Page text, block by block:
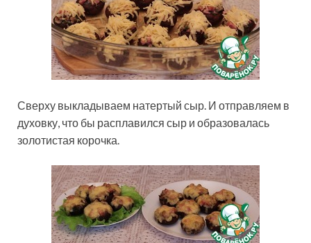
Сверху выкладываем натертый сыр. И отправляем в
духовку, что бы расплавился сыр и образовалась
золотистая корочка.